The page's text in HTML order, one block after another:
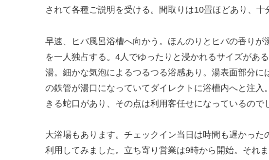
されて各種ご説明を受ける。間取りは10畳ほどあり、十
早速、ヒバ風呂浴槽へ向かう。ほんのりとヒバの香り
を一人独占する。4人でゆったりと浸かれるサイズがあ
湯。細かな気泡によるつるつる浴感あり。湯表面部分
の鉄管が湯口になっていてダイレクトに浴槽内へと注
きる蛇口があり、その点は利用客任せになっているので
大浴場もあります。チェックイン当日は時間も遅かった
利用してみました。立ち寄り営業は9時から開始。それ